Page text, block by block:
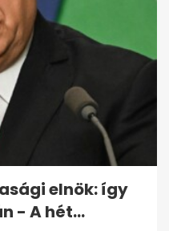
a magyar
jók
elnök: így
- A hét...